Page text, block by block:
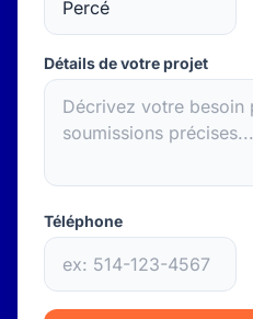
Détails de votre projet
Téléphone